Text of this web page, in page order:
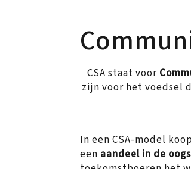
CSA staat voor
zijn voor het voedsel
In een CSA-model
een aandeel in de